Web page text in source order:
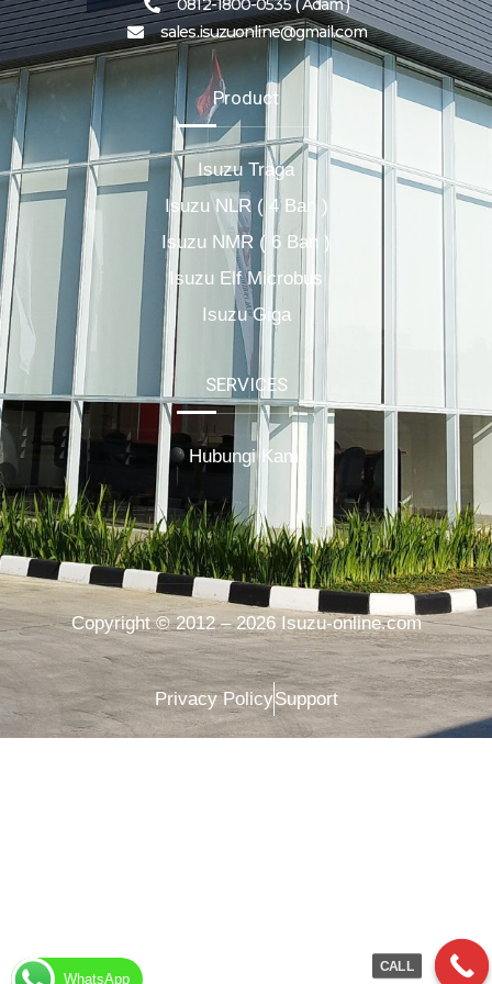
0812-1800-0535 ( Adam )
sales.isuzuonline@gmail.com
Product
Isuzu Traga
Isuzu NLR ( 4 Ban )
Isuzu NMR ( 6 Ban )
Isuzu Elf Microbus
Isuzu Giga
SERVICES
Hubungi Kami
Copyright © 2012 – 2026 Isuzu-online.com
Privacy PolicySupport
WhatsApp
CALL